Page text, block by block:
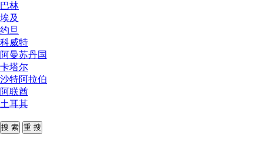
巴林
埃及
约旦
科威特
阿曼苏丹国
卡塔尔
沙特阿拉伯
阿联酋
土耳其